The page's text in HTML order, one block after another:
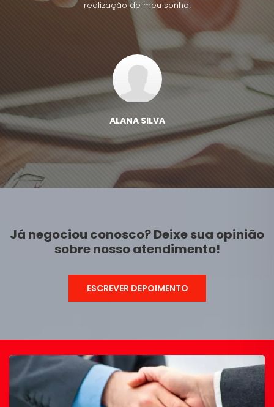
realização de meu sonho!
ALANA SILVA
Já negociou conosco? Deixe sua opinião
sobre nosso atendimento!
ESCREVER DEPOIMENTO